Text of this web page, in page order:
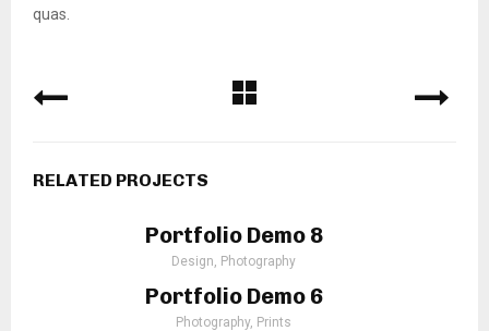
quas.
RELATED PROJECTS
Portfolio Demo 8
Design, Photography
Portfolio Demo 6
Photography, Prints